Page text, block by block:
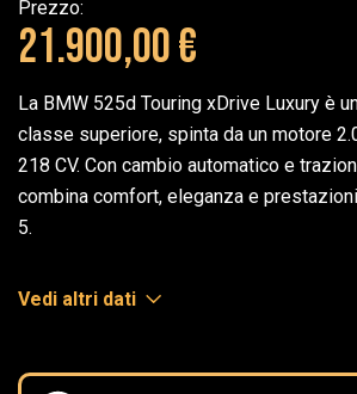
Prezzo:
21.900,00 €
La BMW 525d Touring xDrive Luxury è
classe superiore, spinta da un motore
218 CV. Con cambio automatico e
combina comfort, eleganza e
5.
Vedi altri dati